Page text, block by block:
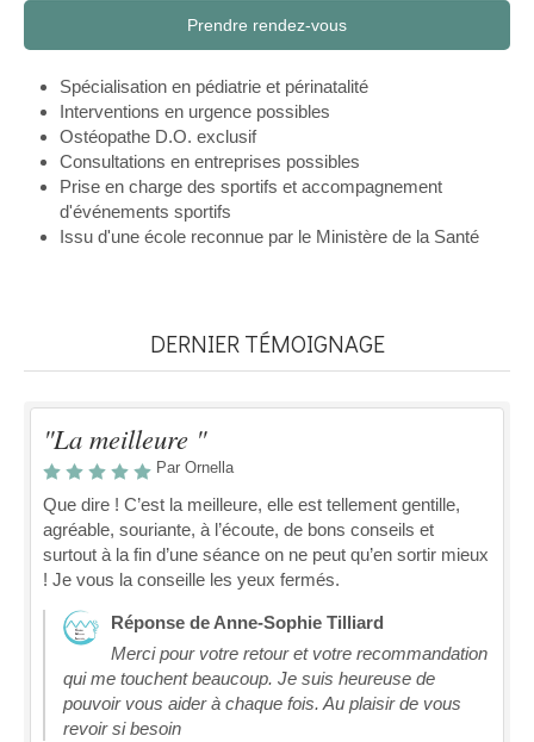
Prendre rendez-vous
Spécialisation en pédiatrie et périnatalité
Interventions en urgence possibles
Ostéopathe D.O. exclusif
Consultations en entreprises possibles
Prise en charge des sportifs et accompagnement
d'événements sportifs
Issu d'une école reconnue par le Ministère de la Santé
DERNIER TÉMOIGNAGE
"La meilleure "
Par Ornella
Que dire ! C’est la meilleure, elle est tellement gentille,
agréable, souriante, à l’écoute, de bons conseils et
surtout à la fin d’une séance on ne peut qu’en sortir mieux
! Je vous la conseille les yeux fermés.
Réponse de Anne-Sophie Tilliard
Merci pour votre retour et votre recommandation
qui me touchent beaucoup. Je suis heureuse de
pouvoir vous aider à chaque fois. Au plaisir de vous
revoir si besoin